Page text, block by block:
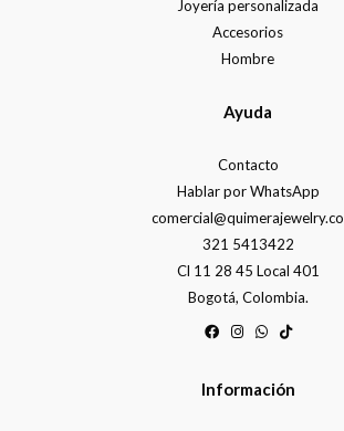
Joyería personalizada
Accesorios
Hombre
Ayuda
Contacto
Hablar por WhatsApp
comercial@quimerajewelry.co
321 5413422
Cl 11 28 45 Local 401
Bogotá, Colombia.
Información